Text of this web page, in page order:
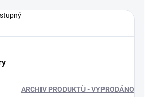
ARCHIV PRODUKTŮ - VYPRODÁNO